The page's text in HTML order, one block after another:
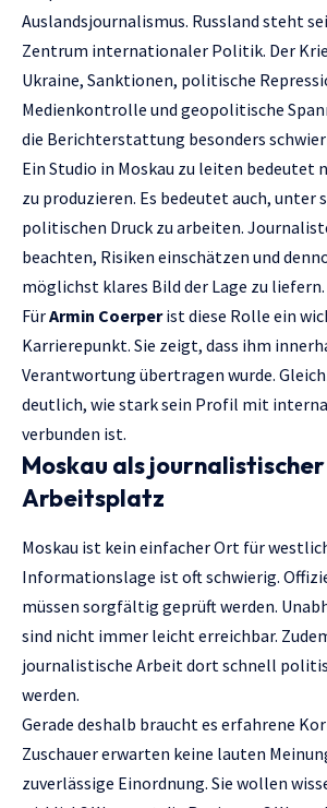
Auslandsjournalismus. Russland steht
Zentrum internationaler Politik. Der
Ukraine, Sanktionen, politische
Medienkontrolle und geopolitische
die Berichterstattung besonders
Ein Studio in Moskau zu leiten bedeutet
zu produzieren. Es bedeutet auch, unter
politischen Druck zu arbeiten.
beachten, Risiken einschätzen und
möglichst klares Bild der Lage zu liefern.
FürArmin Coerperist diese Rolle ein
Karrierepunkt. Sie zeigt, dass ihm
Verantwortung übertragen wurde.
deutlich, wie stark sein Profil mit
verbunden ist.
Moskau als journalistischer
Arbeitsplatz
Moskau ist kein einfacher Ort für
Informationslage ist oft schwierig.
müssen sorgfältig geprüft werden.
sind nicht immer leicht erreichbar.
journalistische Arbeit dort schnell
werden.
Gerade deshalb braucht es erfahrene
Zuschauer erwarten keine lauten
zuverlässige Einordnung. Sie wollen